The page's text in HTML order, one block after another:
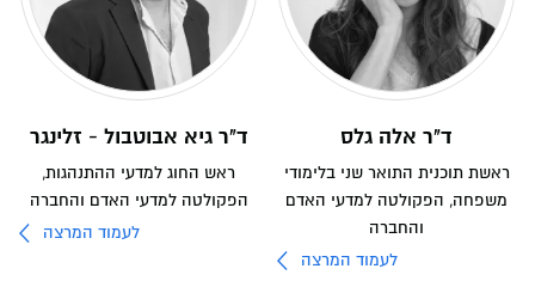
ד"ר אלה גלס
ראשת תוכנית התואר שני בלימודי
משפחה, הפקולטה למדעי האדם
והחברה
לעמוד המרצה
ד"ר גיא אבוטבול - זלינגר
ראש החוג למדעי ההתנהגות,
הפקולטה למדעי האדם והחברה
לעמוד המרצה